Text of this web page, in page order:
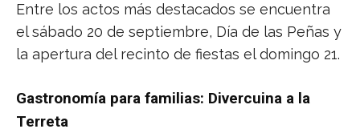
Entre los actos más destacados se encuentra
el sábado 20 de septiembre, Día de las Peñas y
la apertura del recinto de fiestas el domingo 21.
Gastronomía para familias: Divercuina a la
Terreta